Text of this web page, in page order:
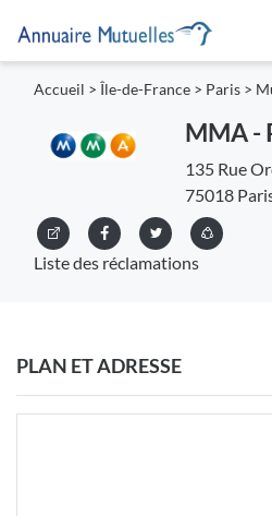
Accueil > Île-de-France > Paris >
MMA -
135 Rue
75018
Liste des réclamations
PLAN ET ADRESSE